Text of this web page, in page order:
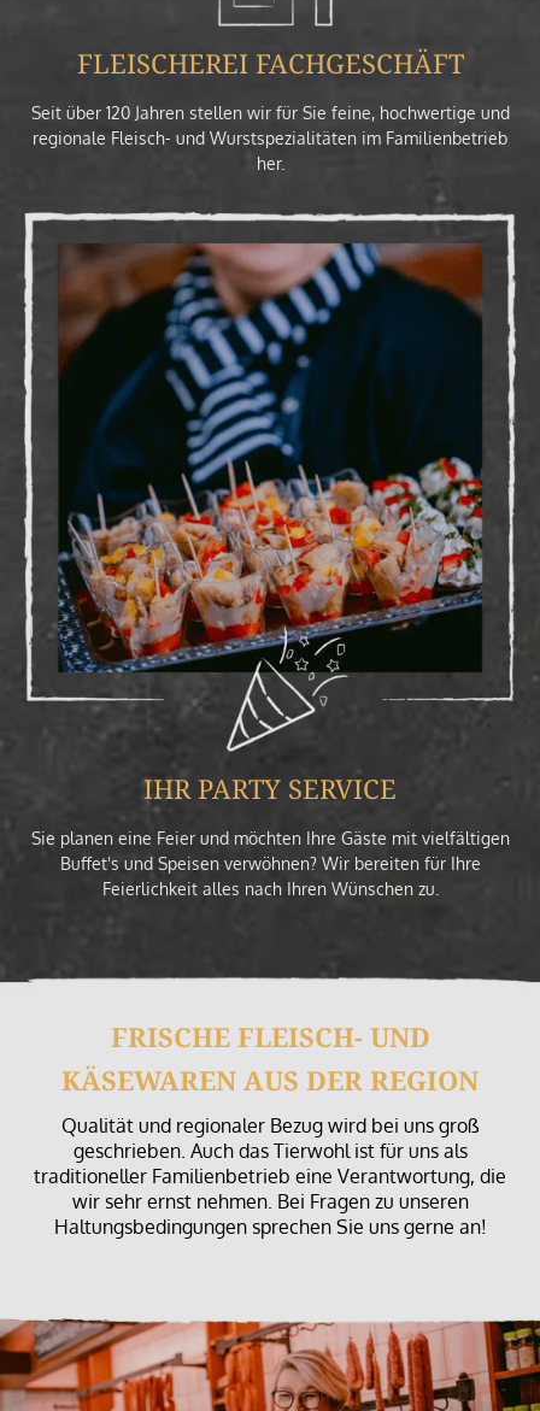
FLEISCHEREI FACHGESCHÄFT
Seit über 120 Jahren stellen wir für Sie feine, hochwertige und
regionale Fleisch- und Wurstspezialitäten im Familienbetrieb
her.
IHR PARTY SERVICE
Sie planen eine Feier und möchten Ihre Gäste mit vielfältigen
Buffet's und Speisen verwöhnen? Wir bereiten für Ihre
Feierlichkeit alles nach Ihren Wünschen zu.
FRISCHE FLEISCH- UND
KÄSEWAREN AUS DER REGION
Qualität und regionaler Bezug wird bei uns groß
geschrieben. Auch das Tierwohl ist für uns als
traditioneller Familienbetrieb eine Verantwortung, die
wir sehr ernst nehmen. Bei Fragen zu unseren
Haltungsbedingungen sprechen Sie uns gerne an!